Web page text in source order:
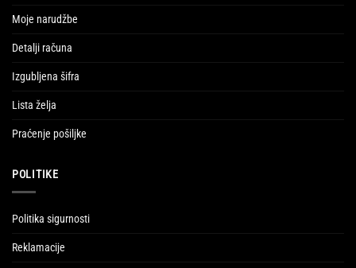
Moje narudžbe
Detalji računa
Izgubljena šifra
Lista želja
Praćenje pošiljke
POLITIKE
Politika sigurnosti
Reklamacije